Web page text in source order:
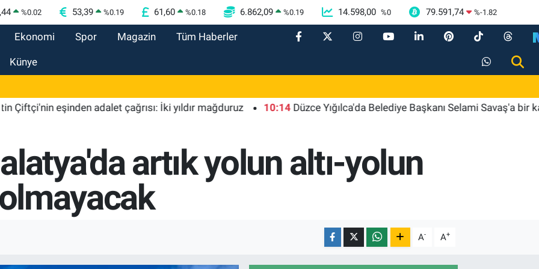
%0.02 53,39 %0.19 61,60 %0.18 6.862,09 %0.19 14.598,00 %0 79.591,74 %-1.82
Ekonomi Spor Magazin Tüm Haberler
Künye
eşinden adalet çağrısı: İki yıldır mağduruz 10:14 Düzce Yığılca'da Belediye Başkanı Selami Savaş'a bir kapı
artık yolun altı-yolun
A- A+